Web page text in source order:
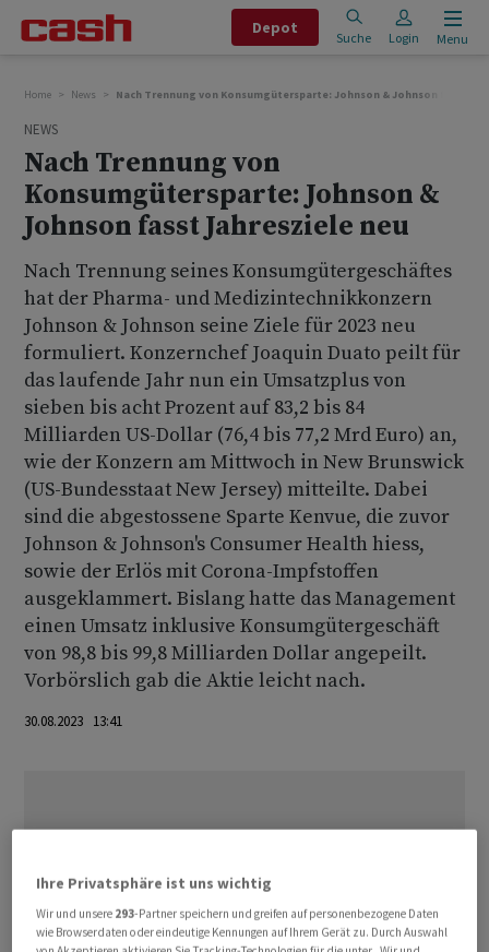
Depot
Suche Login Menu
Home News Nach Trennung von Konsumgütersparte: Johnson & Johnson fasst
NEWS
Nach Trennung von
Konsumgütersparte: Johnson &
Johnson fasst Jahresziele neu
Nach Trennung seines Konsumgütergeschäftes
hat der Pharma- und Medizintechnikkonzern
Johnson & Johnson seine Ziele für 2023 neu
formuliert. Konzernchef Joaquin Duato peilt für
das laufende Jahr nun ein Umsatzplus von
sieben bis acht Prozent auf 83,2 bis 84
Milliarden US-Dollar (76,4 bis 77,2 Mrd Euro) an,
wie der Konzern am Mittwoch in New Brunswick
(US-Bundesstaat New Jersey) mitteilte. Dabei
sind die abgestossene Sparte Kenvue, die zuvor
Johnson & Johnson's Consumer Health hiess,
sowie der Erlös mit Corona-Impfstoffen
ausgeklammert. Bislang hatte das Management
einen Umsatz inklusive Konsumgütergeschäft
von 98,8 bis 99,8 Milliarden Dollar angepeilt.
Vorbörslich gab die Aktie leicht nach.
30.08.2023 13:41
Ihre Privatsphäre ist uns wichtig
Wir und unsere 293-Partner speichern und greifen auf personenbezogene Daten
wie Browserdaten oder eindeutige Kennungen auf Ihrem Gerät zu. Durch Auswahl